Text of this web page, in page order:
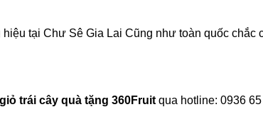
tại Chư Sê Gia Lai Cũng như toàn quốc chắc
giỏ trái cây quà tặng 360Fruit qua hotline: 0936